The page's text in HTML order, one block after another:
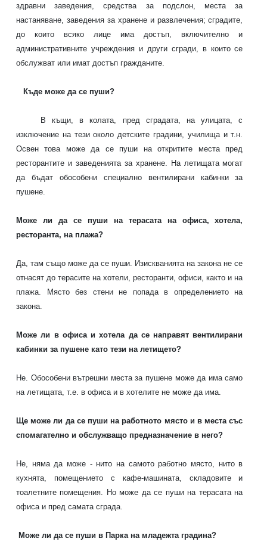
здравни заведения, средства за подслон, места за
настаняване, заведения за хранене и развлечения; сградите,
до които всяко лице има достъп, включително и
административните учреждения и други сгради, в които се
обслужват или имат достъп гражданите.
Къде може да се пуши?
В къщи, в колата, пред сградата, на улицата, с
изключение на тези около детските градини, училища и т.н.
Освен това може да се пуши на откритите места пред
ресторантите и заведенията за хранене. На летищата могат
да бъдат обособени специално вентилирани кабинки за
пушене.
Може ли да се пуши на терасата на офиса, хотела,
ресторанта, на плажа?
Да, там също може да се пуши. Изискванията на закона не се
отнасят до терасите на хотели, ресторанти, офиси, както и на
плажа. Място без стени не попада в определението на
закона.
Може ли в офиса и хотела да се направят вентилирани
кабинки за пушене като тези на летището?
Не. Обособени вътрешни места за пушене може да има само
на летищата, т.е. в офиса и в хотелите не може да има.
Ще може ли да се пуши на работното място и в места със
спомагателно и обслужващо предназначение в него?
Не, няма да може - нито на самото работно място, нито в
кухнята, помещението с кафе-машината, складовите и
тоалетните помещения. Но може да се пуши на терасата на
офиса и пред самата сграда.
Може ли да се пуши в Парка на младежта градина?